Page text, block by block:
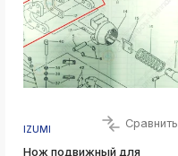
IZUMI Сравнить
Нож подвижный для